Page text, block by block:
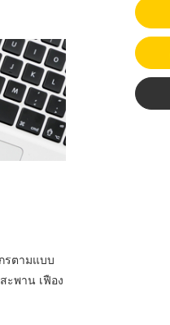
รตามแบบ
ะพาน เฟือง